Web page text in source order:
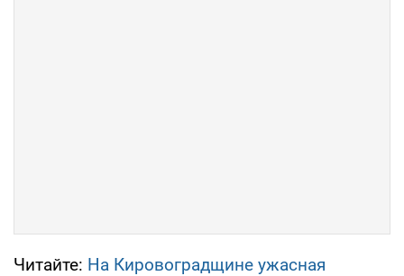
Читайте: На Кировоградщине ужасная